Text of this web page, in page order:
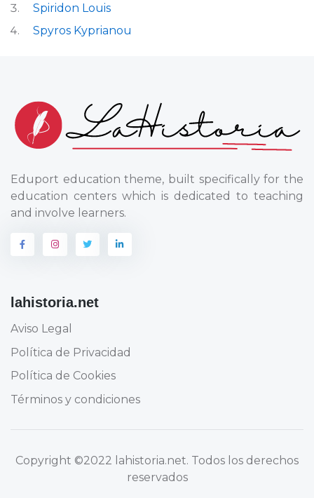
Spiridon Louis
Spyros Kyprianou
Eduport education theme, built specifically for the
education centers which is dedicated to teaching
and involve learners.
lahistoria.net
Aviso Legal
Política de Privacidad
Política de Cookies
Términos y condiciones
Copyright ©2022 lahistoria.net. Todos los derechos
reservados